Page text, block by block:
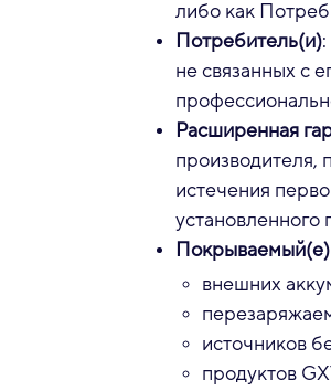
либо как
Потребитель(и)
не связанных с
Расширенная
производителя,
истечения
внешних
источников
продуктов